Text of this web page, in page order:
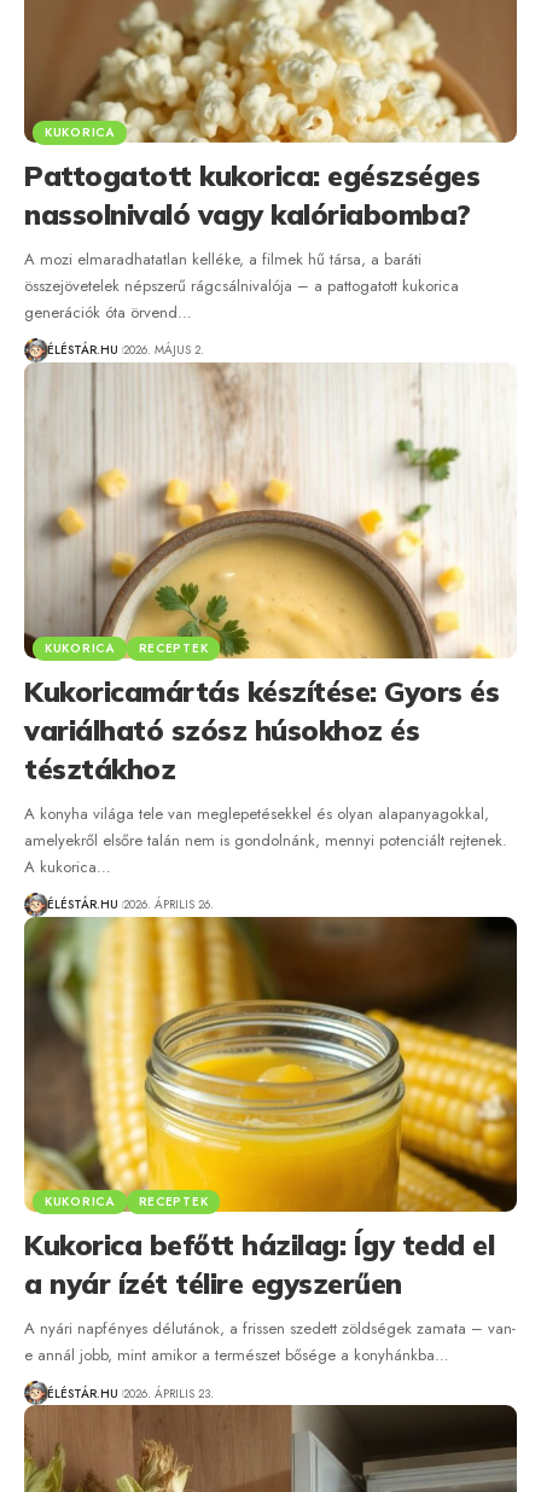
KUKORICA
Pattogatott kukorica: egészséges
nassolnivaló vagy kalóriabomba?
A mozi elmaradhatatlan kelléke, a filmek hű társa, a baráti
összejövetelek népszerű rágcsálnivalója – a pattogatott kukorica
generációk óta örvend…
ÉLÉSTÁR.HU 2026. MÁJUS 2.
KUKORICA RECEPTEK
Kukoricamártás készítése: Gyors és
variálható szósz húsokhoz és
tésztákhoz
A konyha világa tele van meglepetésekkel és olyan alapanyagokkal,
amelyekről elsőre talán nem is gondolnánk, mennyi potenciált rejtenek.
A kukorica…
ÉLÉSTÁR.HU 2026. ÁPRILIS 26.
KUKORICA RECEPTEK
Kukorica befőtt házilag: Így tedd el
a nyár ízét télire egyszerűen
A nyári napfényes délutánok, a frissen szedett zöldségek zamata – van-
e annál jobb, mint amikor a természet bősége a konyhánkba…
ÉLÉSTÁR.HU 2026. ÁPRILIS 23.